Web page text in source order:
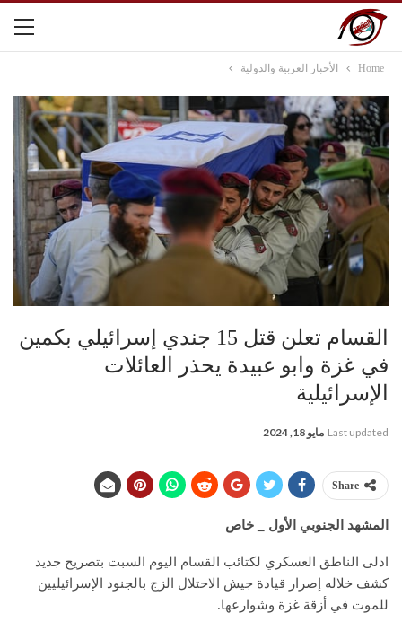
Home الأخبار العربية والدولية
القسام تعلن قتل 15 جندي إسرائيلي بكمين
في غزة وابو عبيدة يحذر العائلات
الإسرائيلية
Last updated مايو 18, 2024
Share
المشهد الجنوبي الأول _ خاص
ادلى الناطق العسكري لكتائب القسام اليوم السبت بتصريح جديد
كشف خلاله إصرار قيادة جيش الاحتلال الزج بالجنود الإسرائيليين
للموت في أزقة غزة وشوارعها.